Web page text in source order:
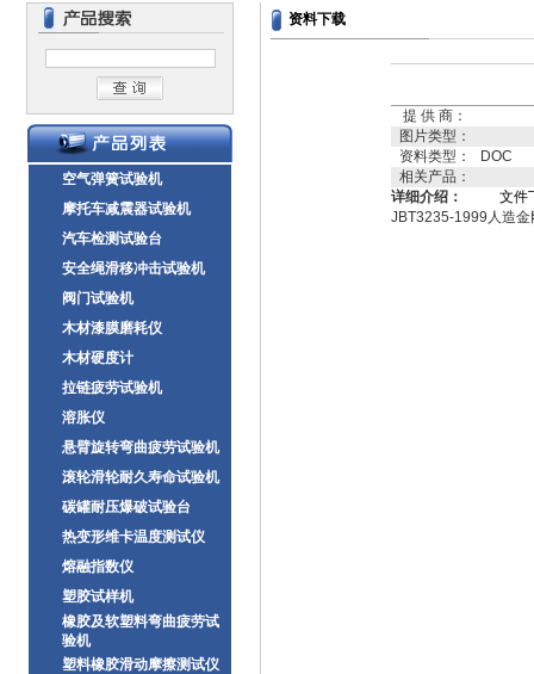
空气弹簧试验机
摩托车减震器试验机
汽车检测试验台
安全绳滑移冲击试验机
阀门试验机
木材漆膜磨耗仪
木材硬度计
拉链疲劳试验机
溶胀仪
悬臂旋转弯曲疲劳试验机
滚轮滑轮耐久寿命试验机
碳罐耐压爆破试验台
热变形维卡温度测试仪
熔融指数仪
塑胶试样机
橡胶及软塑料弯曲疲劳试
验机
塑料橡胶滑动摩擦测试仪
资料下载
提 供 商：
图片类型：
资料类型：
DOC
相关产品：
详细介绍：
文件
JBT3235-1999人造金